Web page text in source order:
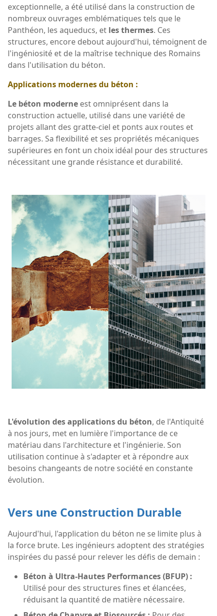
exceptionnelle, a été utilisé dans la construction de
nombreux ouvrages emblématiques tels que le
Panthéon, les aqueducs, et les thermes. Ces
structures, encore debout aujourd'hui, témoignent de
l'ingéniosité et de la maîtrise technique des Romains
dans l'utilisation du béton.
Applications modernes du béton :
Le béton moderne est omniprésent dans la
construction actuelle, utilisé dans une variété de
projets allant des gratte-ciel et ponts aux routes et
barrages. Sa flexibilité et ses propriétés mécaniques
supérieures en font un choix idéal pour des structures
nécessitant une grande résistance et durabilité.
L'évolution des applications du béton, de l'Antiquité
à nos jours, met en lumière l'importance de ce
matériau dans l'architecture et l'ingénierie. Son
utilisation continue à s'adapter et à répondre aux
besoins changeants de notre société en constante
évolution.
Vers une Construction Durable
Aujourd'hui, l'application du béton ne se limite plus à
la force brute. Les ingénieurs adoptent des stratégies
inspirées du passé pour relever les défis de demain :
Béton à Ultra-Hautes Performances (BFUP) :
Utilisé pour des structures fines et élancées,
réduisant la quantité de matière nécessaire.